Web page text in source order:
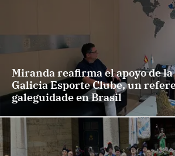
Miranda reafirma el apoyo de
Galicia Esporte Clube, un
galeguidade en Brasil